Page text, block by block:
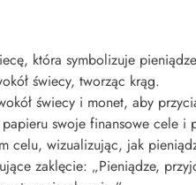
która symbolizuje
świecy, tworząc krąg.
świecy i monet, aby
swoje finansowe cele i
celu, wizualizując, jak
zaklęcie: „Pieniądze,